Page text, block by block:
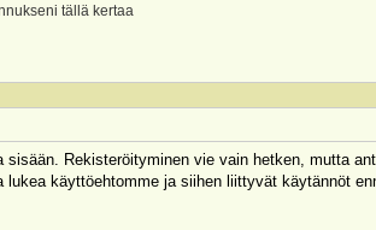
tällä kertaa
Rekisteröityminen vie vain hetken, mutta
käyttöehtomme ja siihen liittyvät käytännöt